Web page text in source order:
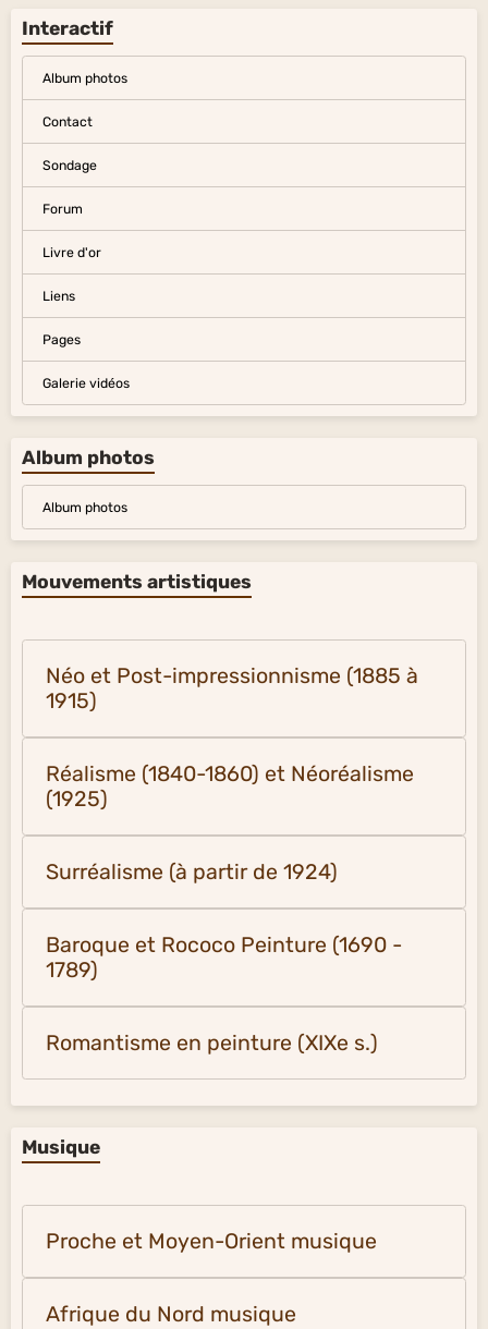
Interactif
Album photos
Contact
Sondage
Forum
Livre d'or
Liens
Pages
Galerie vidéos
Album photos
Album photos
Mouvements artistiques
Néo et Post-impressionnisme (1885 à
1915)
Réalisme (1840-1860) et Néoréalisme
(1925)
Surréalisme (à partir de 1924)
Baroque et Rococo Peinture (1690 -
1789)
Romantisme en peinture (XIXe s.)
Musique
Proche et Moyen-Orient musique
Afrique du Nord musique